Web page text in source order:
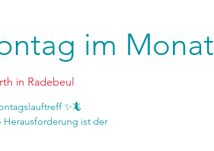
im Monat
in Radebeul
✨🦎
ist der